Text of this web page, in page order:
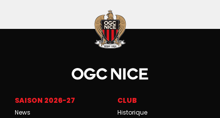
SAISON 2026-27
News
CLUB
Historique